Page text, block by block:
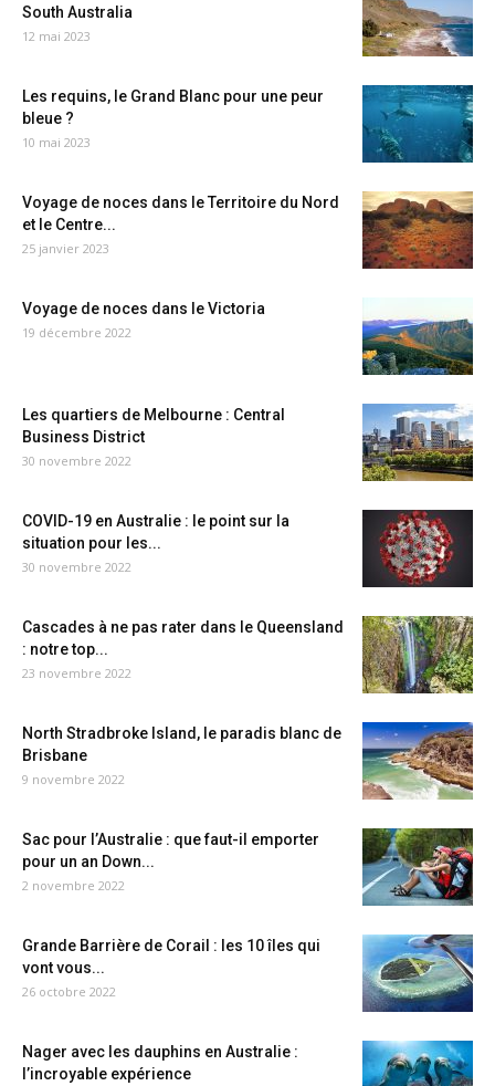
South Australia
12 mai 2023
Les requins, le Grand Blanc pour une peur
bleue ?
10 mai 2023
Voyage de noces dans le Territoire du Nord
et le Centre...
25 janvier 2023
Voyage de noces dans le Victoria
19 décembre 2022
Les quartiers de Melbourne : Central
Business District
30 novembre 2022
COVID-19 en Australie : le point sur la
situation pour les...
30 novembre 2022
Cascades à ne pas rater dans le Queensland
: notre top...
23 novembre 2022
North Stradbroke Island, le paradis blanc de
Brisbane
9 novembre 2022
Sac pour l’Australie : que faut-il emporter
pour un an Down...
2 novembre 2022
Grande Barrière de Corail : les 10 îles qui
vont vous...
26 octobre 2022
Nager avec les dauphins en Australie :
l’incroyable expérience